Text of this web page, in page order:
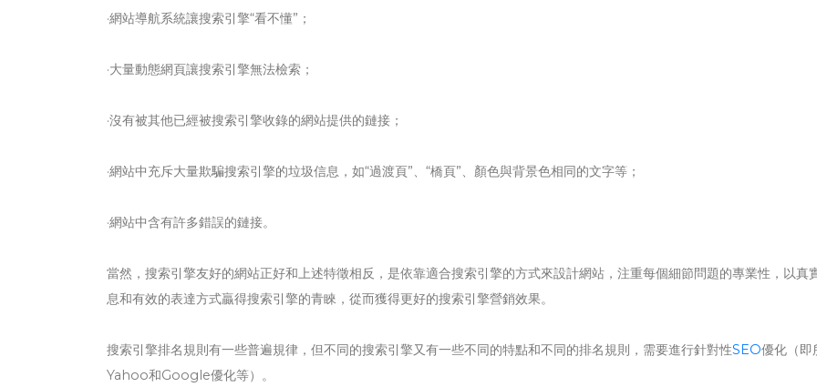
·網站導航系統讓搜索引擎“看不懂”；
·大量動態網頁讓搜索引擎無法檢索；
·沒有被其他已經被搜索引擎收錄的網站提供的鏈接；
·網站中充斥大量欺騙搜索引擎的垃圾信息，如“過渡頁”、“橋頁”、顏色與背景色相同的文字等；
·網站中含有許多錯誤的鏈接。
當然，搜索引擎友好的網站正好和上述特徵相反，是依靠適合搜索引擎的方式來設計網站，注重每個細節問題的專業性，以真
息和有效的表達方式贏得搜索引擎的青睞，從而獲得更好的搜索引擎營銷效果。
搜索引擎排名規則有一些普遍規律，但不同的搜索引擎又有一些不同的特點和不同的排名規則，需要進行針對性SEO優化（即
Yahoo和Google優化等）。